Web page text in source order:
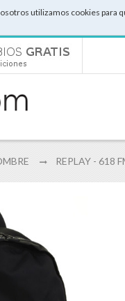
utilizamos cookies para
REPLAY - 618